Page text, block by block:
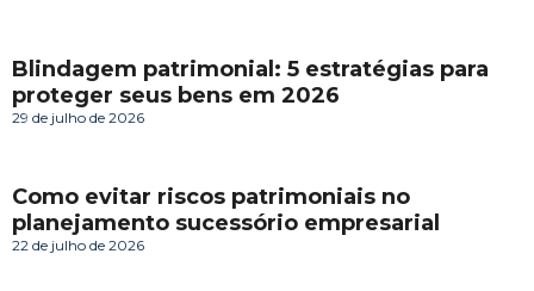
Blindagem patrimonial: 5 estratégias para
proteger seus bens em 2026
29 de julho de 2026
Como evitar riscos patrimoniais no
planejamento sucessório empresarial
22 de julho de 2026